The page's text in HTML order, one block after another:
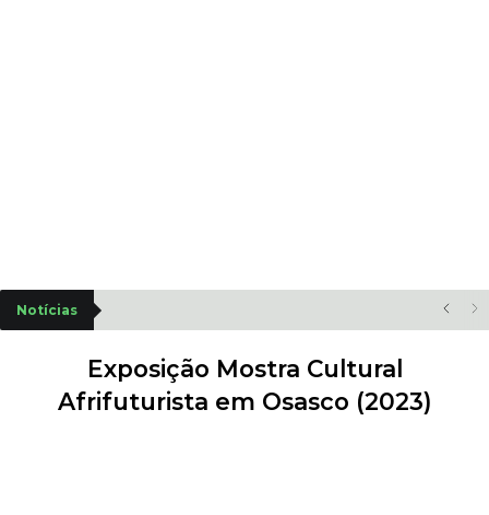
Notícias
Exposição Mostra Cultural
Afrifuturista em Osasco (2023)